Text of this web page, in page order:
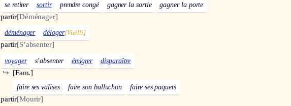
se retirer sortir prendre congé gagner la sortie gagner la porte
partir[Déménager]
déménager déloger[Vieilli]
partir[S’absenter]
voyager s’absenter émigrer disparaître
[Fam.]
↪
faire ses valises faire son balluchon faire ses paquets
partir[Mourir]